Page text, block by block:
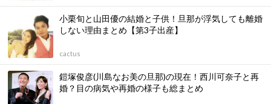
小栗旬と山田優の結婚と子供！旦那が浮気しても離婚
しない理由まとめ【第3子出産】
cactus
鎧塚俊彦(川島なお美の旦那)の現在！西川可奈子と再
婚？目の病気や再婚の様子も総まとめ